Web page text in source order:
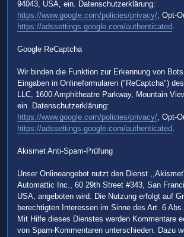
94043, USA, ein. Datenschutzerklärung:
https://www.google.com/policies/privacy/, Opt-
https://adssettings.google.com/authenticated.
Google ReCaptcha
Wir binden die Funktion zur Erkennung von
Eingaben in Onlineformularen ("ReCaptcha")
LLC, 1600 Amphitheatre Parkway, Mountain
ein. Datenschutzerklärung:
https://www.google.com/policies/privacy/, Opt-
https://adssettings.google.com/authenticated.
Akismet Anti-Spam-Prüfung
Unser Onlineangebot nutzt den Dienst
Automattic Inc., 60 29th Street #343, San
USA, angeboten wird. Die Nutzung erfolgt auf
berechtigten Interessen im Sinne des Art. 6
Mit Hilfe dieses Dienstes werden Kommentare
von Spam-Kommentaren unterschieden. Dazu